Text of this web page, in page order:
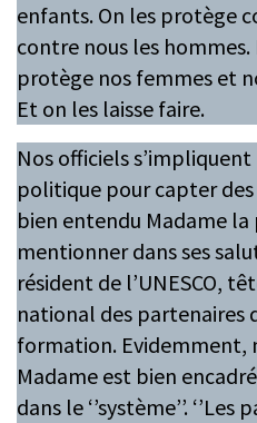
enfants. On les protège
contre nous les hommes.
protège nos femmes et
Et on les laisse faire.
Nos officiels
politique pour capter
bien entendu Madame
mentionner dans ses
résident de l’UNESCO,
national des partenaires
formation. Evidemment,
Madame est bien
dans le ‘’système’’.